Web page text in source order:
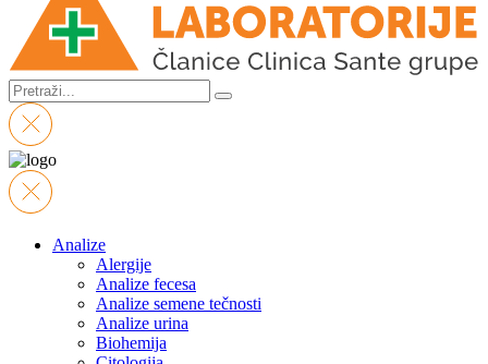
Analize
Alergije
Analize fecesa
Analize semene tečnosti
Analize urina
Biohemija